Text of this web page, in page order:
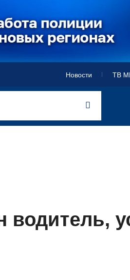
Новости ТВ
водитель,